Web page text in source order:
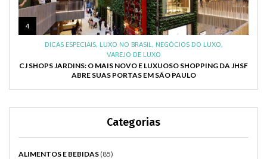
4
DICAS ESPECIAIS, LUXO NO BRASIL , NEGÓCIOS DO LUXO,
VAREJO DE LUXO
CJ SHOPS JARDINS: O MAIS NOVO E LUXUOSO SHOPPING DA JHSF
ABRE SUAS PORTAS EM SÃO PAULO
Categorias
ALIMENTOS E BEBIDAS(85)